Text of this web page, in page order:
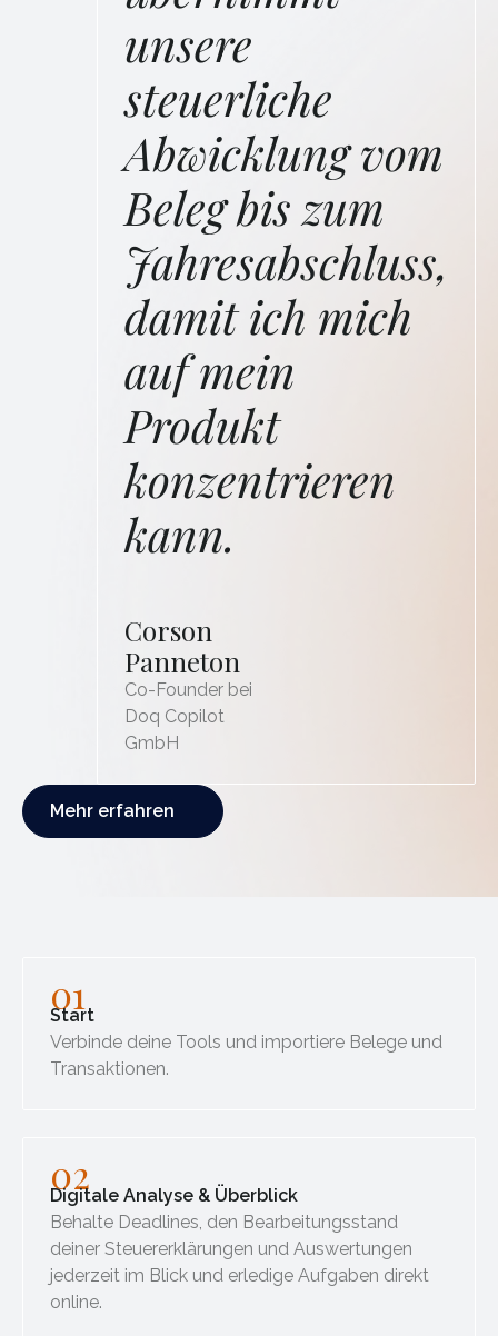
unsere
steuerliche
Abwicklung vom
Beleg bis zum
Jahresabschluss,
damit ich mich
auf mein
Produkt
konzentrieren
kann.
Corson
Panneton
Co-Founder bei
Doq Copilot
GmbH
Mehr erfahren
Mehr erfahren
01
Start
Verbinde deine Tools und importiere Belege und
Transaktionen.
02
Digitale Analyse & Überblick
Behalte Deadlines, den Bearbeitungsstand
deiner Steuererklärungen und Auswertungen
jederzeit im Blick und erledige Aufgaben direkt
online.